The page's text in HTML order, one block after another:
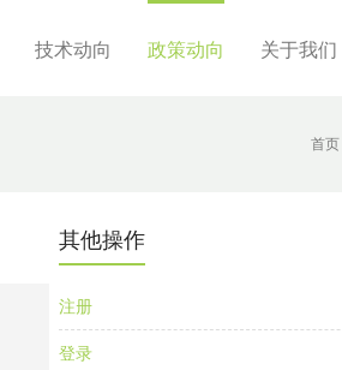
技术动向 政策动向 关于我们
首页
其他操作
注册
登录